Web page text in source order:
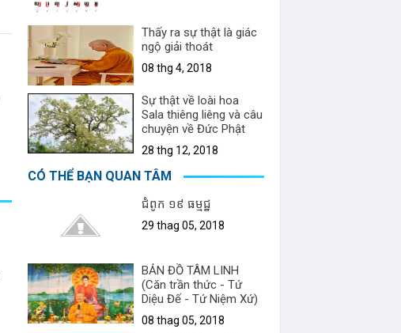
Thấy ra sự thật là giác
ngộ giải thoát
08 thg 4, 2018
Sự thật về loài hoa
Sala thiêng liêng và câu
chuyện về Đức Phật
28 thg 12, 2018
CÓ THỂ BẠN QUAN TÂM
ជំពូក ១៩ ធម្មជ្ឋ
29 thag 05, 2018
BẢN ĐỒ TÂM LINH
(Căn trần thức - Tứ
Diệu Đế - Tứ Niệm Xứ)
08 thag 05, 2018